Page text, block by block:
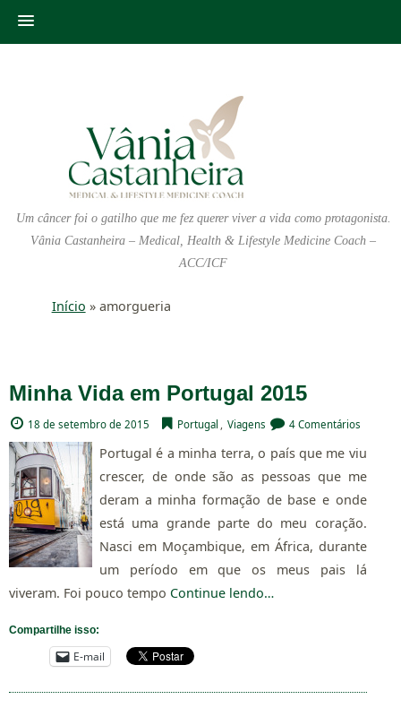
Um câncer foi o gatilho que me fez querer viver a vida como protagonista.
Vânia Castanheira – Medical, Health & Lifestyle Medicine Coach –
ACC/ICF
Início » amorgueria
Minha Vida em Portugal 2015
18 de setembro de 2015 Portugal , Viagens 4 Comentários
Portugal é a minha terra, o país que me viu
crescer, de onde são as pessoas que me
deram a minha formação de base e onde
está uma grande parte do meu coração.
Nasci em Moçambique, em África, durante
um período em que os meus pais lá
viveram. Foi pouco tempo Continue lendo…
Compartilhe isso:
E-mail